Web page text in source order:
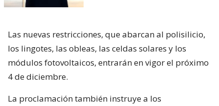
Las nuevas restricciones, que abarcan al polisilicio,
los lingotes, las obleas, las celdas solares y los
módulos fotovoltaicos, entrarán en vigor el próximo
4 de diciembre.
La proclamación también instruye a los